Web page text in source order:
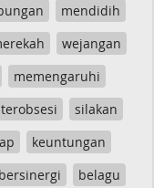
mendidih
wejangan
memengaruhi
terobsesi
silakan
keuntungan
bersinergi
belagu